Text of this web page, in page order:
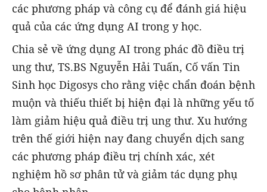
các phương pháp và công cụ để đánh giá hiệu
quả của các ứng dụng AI trong y học.
Chia sẻ về ứng dụng AI trong phác đồ điều trị
ung thư, TS.BS Nguyễn Hải Tuấn, Cố vấn Tin
Sinh học Digosys cho rằng việc chẩn đoán bệnh
muộn và thiếu thiết bị hiện đại là những yếu tố
làm giảm hiệu quả điều trị ung thư. Xu hướng
trên thế giới hiện nay đang chuyển dịch sang
các phương pháp điều trị chính xác, xét
nghiệm hồ sơ phân tử và giảm tác dụng phụ